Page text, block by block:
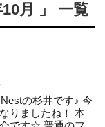
月 」 一覧
の杉井です♪ 今
りましたね！ 本